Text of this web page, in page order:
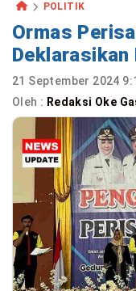
POLITIK
Ormas
Deklarasikan
21 September 2024
Oleh : Redaksi Oke